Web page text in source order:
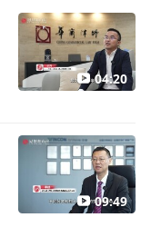
04:20
09:49